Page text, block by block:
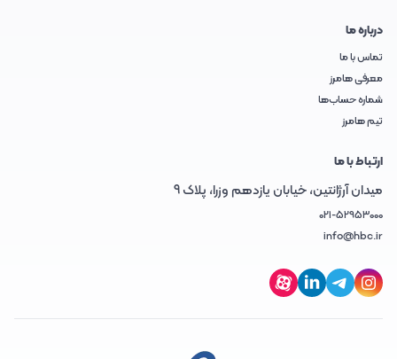
درباره ما
تماس با ما
معرفی هامرز
شماره حساب‌ها
تیم هامرز
ارتباط با ما
میدان آرژانتین، خیابان یازدهم وزرا، پلاک 9
021-52953000
info@hbc.ir